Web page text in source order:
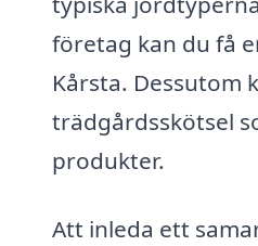
företag kan du få
Kårsta. Dessutom
trädgårdsskötsel
produkter.
Att inleda ett